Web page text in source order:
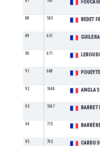
88 543 BEDET
89 631
90 671
91 648
92 1644 ANGLAS
93 1067 BARRET
94 715
95 703